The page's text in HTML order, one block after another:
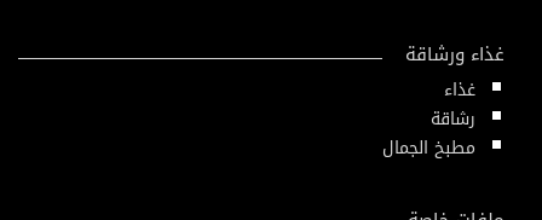
غذاء ورشاقة
غذاء
رشاقة
مطبخ الجمال